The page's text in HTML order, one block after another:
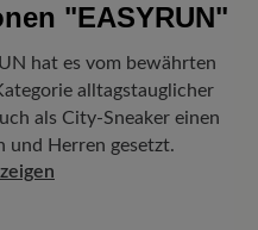
"EASYRUN"
hat es vom bewährten
alltagstauglicher
als City-Sneaker einen
und Herren gesetzt.